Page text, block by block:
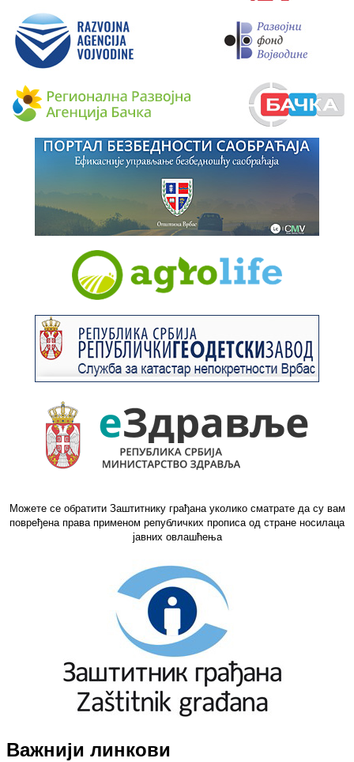
Можете се обратити Заштитнику грађана уколико сматрате да су вам
повређена права применом републичких прописа од стране носилаца
јавних овлашћења
Важнији линкови